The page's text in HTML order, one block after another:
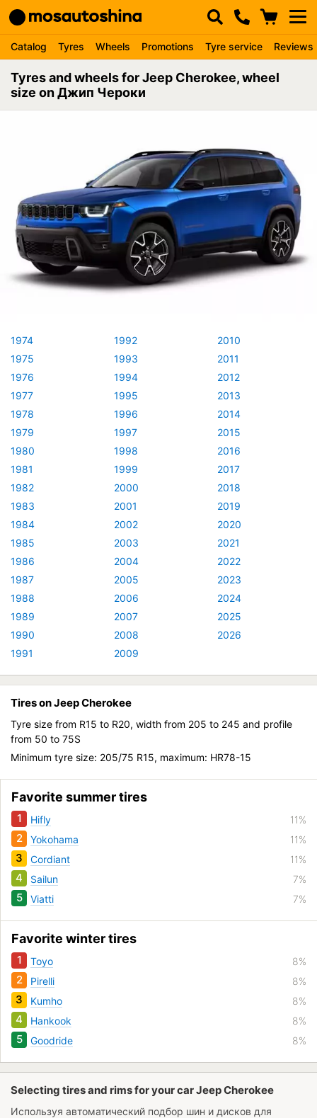
Catalog Tyres Wheels Promotions Tyre service Reviews
Tyres and wheels for Jeep Cherokee, wheel
size on Джип Чероки
1974
1975
1976
1977
1978
1979
1980
1981
1982
1983
1984
1985
1986
1987
1988
1989
1990
1991
1992
1993
1994
1995
1996
1997
1998
1999
2000
2001
2002
2003
2004
2005
2006
2007
2008
2009
2010
2011
2012
2013
2014
2015
2016
2017
2018
2019
2020
2021
2022
2023
2024
2025
2026
Tires on Jeep Cherokee
Tyre size from R15 to R20, width from 205 to 245 and profile
from 50 to 75S
Minimum tyre size: 205/75 R15, maximum: HR78-15
Favorite summer tires
1 Hifly 11%
2 Yokohama 11%
3 Cordiant 11%
4 Sailun 7%
5 Viatti 7%
Favorite winter tires
1 Toyo 8%
2 Pirelli 8%
3 Kumho 8%
4 Hankook 8%
5 Goodride 8%
Selecting tires and rims for your car Jeep Cherokee
Используя автоматический подбор шин и дисков для